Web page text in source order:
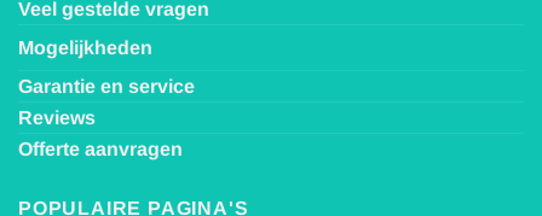
Veel gestelde vragen
Mogelijkheden
Garantie en service
Reviews
Offerte aanvragen
POPULAIRE PAGINA'S